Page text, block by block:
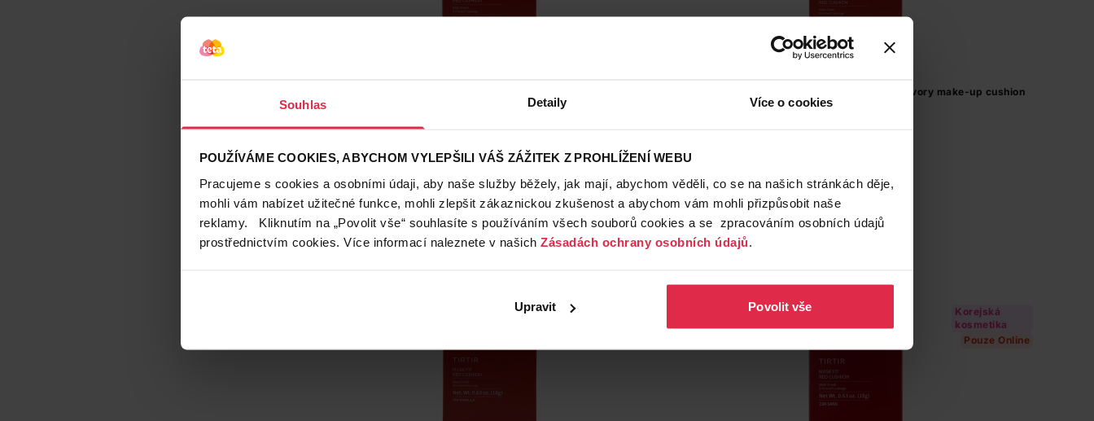
Souhlas Detaily Více o cookies
POUŽÍVÁME COOKIES, ABYCHOM VYLEPŠILI VÁŠ ZÁŽITEK Z PROHLÍŽENÍ WEBU
Pracujeme s cookies a osobními údaji, aby naše služby běžely, jak mají, abychom věděli, co se na našich stránkách děje,
mohli vám nabízet užitečné funkce, mohli zlepšit zákaznickou zkušenost a abychom vám mohli přizpůsobit naše
reklamy. Kliknutím na „Povolit vše“ souhlasíte s používáním všech souborů cookies a se zpracováním osobních údajů
prostřednictvím cookies. Více informací naleznete v našich Zásadách ochrany osobních údajů.
Upravit Povolit vše
Do košíku
29 388,89 Kč/kg
dostupné online
načítám
TIRTIR Mask Fit Red Cushion #21W Natural Ivory make-up cushion
Do košíku
31 611,11 Kč
dostupné online
Korejská
kosmetika
Pouze Online